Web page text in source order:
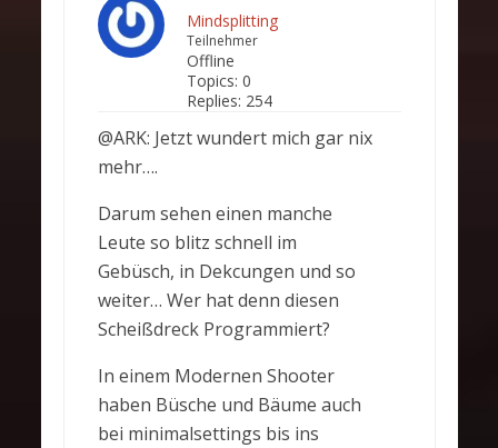
Mindsplitting
Teilnehmer
Offline
Topics: 0
Replies: 254
@ARK: Jetzt wundert mich gar nix
mehr….
Darum sehen einen manche
Leute so blitz schnell im
Gebüsch, in Dekcungen und so
weiter… Wer hat denn diesen
Scheißdreck Programmiert?
In einem Modernen Shooter
haben Büsche und Bäume auch
bei minimalsettings bis ins